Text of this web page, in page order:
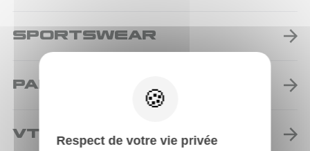
SPORTSWEAR
PADDOCK
VTT & BMX
Respect de votre vie privée